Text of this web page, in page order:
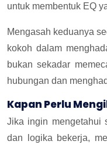
untuk membentuk EQ
Mengasah keduanya
kokoh dalam
bukan sekadar
hubungan dan
Kapan Perlu
Jika ingin mengetahui
dan logika bekerja,